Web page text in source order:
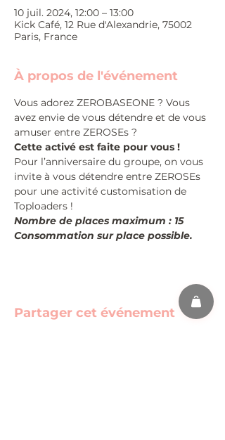
10 juil. 2024, 12:00 – 13:00
Kick Café, 12 Rue d'Alexandrie, 75002
Paris, France
À propos de l'événement
Vous adorez ZEROBASEONE ? Vous
avez envie de vous détendre et de vous
amuser entre ZEROSEs ?
Cette activé est faite pour vous !
Pour l’anniversaire du groupe, on vous
invite à vous détendre entre ZEROSEs
pour une activité customisation de
Toploaders !
Nombre de places maximum : 15
Consommation sur place possible.
Partager cet événement